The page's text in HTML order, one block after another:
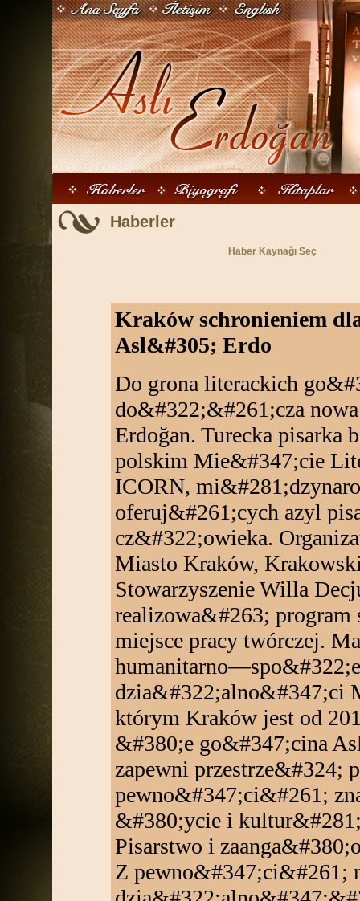
Haberler
Haber Kaynağı Seç
Kraków schronieniem
Asl&#305; Erdo
Do grona literackich
do&#322;&#261;cza
Erdoğan. Turecka pisarka
polskim Mie&#347;cie
ICORN,
oferuj&#261;cych azyl
cz&#322;owieka.
Miasto Kraków,
Stowarzyszenie Willa
realizowa&#263;
miejsce pracy twórczej.
dzia&#322;alno&#347;ci
którym Kraków jest od
&#380;e go&#347;cina
zapewni przestrze&#324;
pewno&#347;ci&#261;
&#380;ycie i
Pisarstwo i
Z pewno&#347;ci&#261;